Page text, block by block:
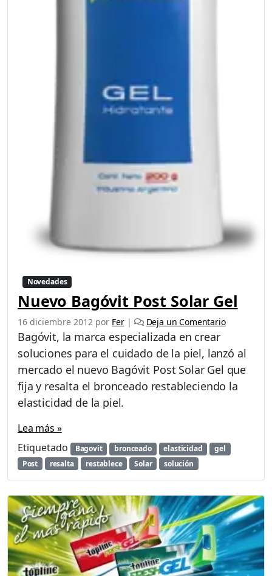
Novedades
Nuevo Bagóvit Post Solar Gel
16 diciembre 2012 por Fer | Deja un Comentario
Bagóvit, la marca especializada en crear
soluciones para el cuidado de la piel, lanzó al
mercado el nuevo Bagóvit Post Solar Gel que
fija y resalta el bronceado restableciendo la
elasticidad de la piel.
Lea más »
Etiquetado
Bagovit bronceado elasticidad
gel
Post
resalta restablece Solar solución